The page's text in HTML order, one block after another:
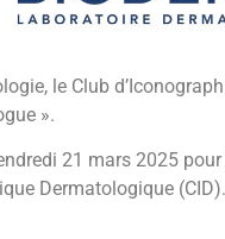
le Club
».
21 mars 2025
Dermatologique (CID).